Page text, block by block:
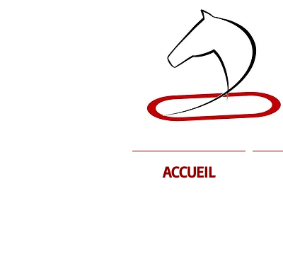
ACCUEIL